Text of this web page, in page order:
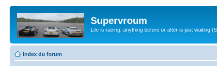
Supervroum
Life is racing, anything before or after is just waiting
Index du forum